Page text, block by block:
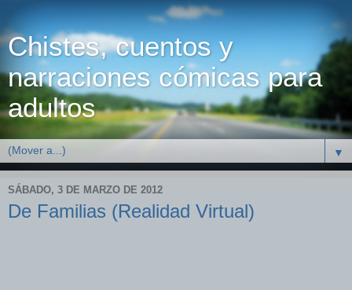
Chistes, cuentos y
narraciones cómicas para
adultos
▼
SÁBADO, 3 DE MARZO DE 2012
De Familias (Realidad Virtual)